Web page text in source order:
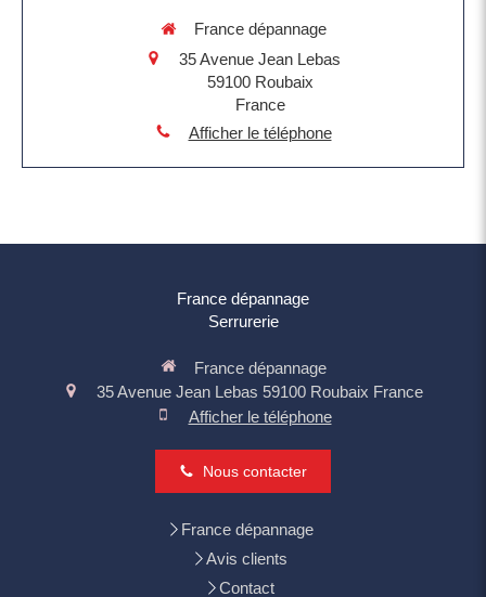
France dépannage
35 Avenue Jean Lebas
59100 Roubaix
France
Afficher le téléphone
France dépannage
Serrurerie
France dépannage
35 Avenue Jean Lebas 59100 Roubaix France
Afficher le téléphone
Nous contacter
France dépannage
Avis clients
Contact